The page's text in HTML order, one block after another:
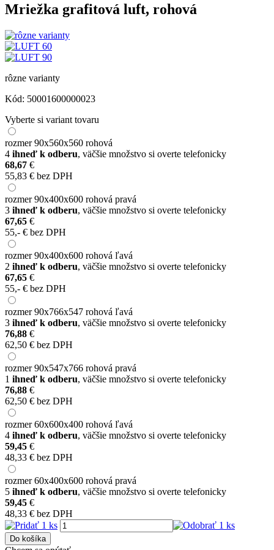
Mriežka grafitová luft, rohová
rôzne varianty
Kód: 50001600000023
Vyberte si variant tovaru
rozmer 90x560x560 rohová
4 ihneď k odberu, väčšie množstvo si overte telefonicky
68,67 €
55,83 € bez DPH
rozmer 90x400x600 rohová pravá
3 ihneď k odberu, väčšie množstvo si overte telefonicky
67,65 €
55,- € bez DPH
rozmer 90x400x600 rohová ľavá
2 ihneď k odberu, väčšie množstvo si overte telefonicky
67,65 €
55,- € bez DPH
rozmer 90x766x547 rohová ľavá
3 ihneď k odberu, väčšie množstvo si overte telefonicky
76,88 €
62,50 € bez DPH
rozmer 90x547x766 rohová pravá
1 ihneď k odberu, väčšie množstvo si overte telefonicky
76,88 €
62,50 € bez DPH
rozmer 60x600x400 rohová ľavá
4 ihneď k odberu, väčšie množstvo si overte telefonicky
59,45 €
48,33 € bez DPH
rozmer 60x400x600 rohová pravá
5 ihneď k odberu, väčšie množstvo si overte telefonicky
59,45 €
48,33 € bez DPH
Do košíka